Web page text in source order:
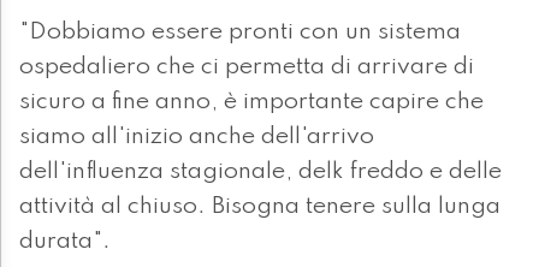
"Dobbiamo essere pronti con un sistema
ospedaliero che ci permetta di arrivare di
sicuro a fine anno, è importante capire che
siamo all'inizio anche dell'arrivo
dell'influenza stagionale, delk freddo e delle
attività al chiuso. Bisogna tenere sulla lunga
durata".